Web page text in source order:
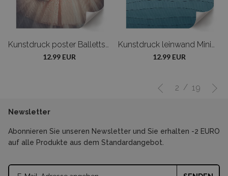
12.99 EUR 12.99 EUR
2 / 19
Newsletter
Abonnieren Sie unseren Newsletter und Sie erhalten -2 EURO
auf alle Produkte aus dem Standardangebot.